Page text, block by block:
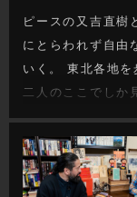
ピースの又吉直樹
にとらわれず自由
いく。 東北各地を
二人のここでしか
を生み出す姿は必
果たしてどんな自
緑風荘、ほか。